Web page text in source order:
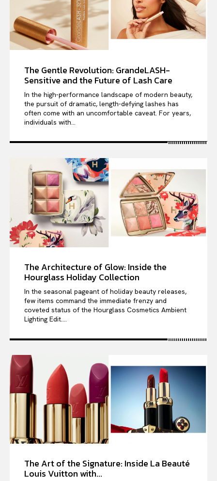
The Gentle Revolution: GrandeLASH-
Sensitive and the Future of Lash Care
In the high-performance landscape of modern beauty,
the pursuit of dramatic, length-defying lashes has
often come with an uncomfortable caveat. For years,
individuals with...
The Architecture of Glow: Inside the
Hourglass Holiday Collection
In the seasonal pageant of holiday beauty releases,
few items command the immediate frenzy and
coveted status of the Hourglass Cosmetics Ambient
Lighting Edit....
The Art of the Signature: Inside La Beauté
Louis Vuitton with...